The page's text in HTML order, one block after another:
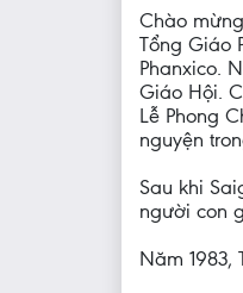
Chào
Tổng Giáo
Phanxico.
Giáo Hội.
Lễ Phong
nguyện
Sau khi
người con
Năm 1983,